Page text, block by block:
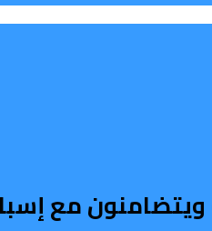
ويتضامنون مع